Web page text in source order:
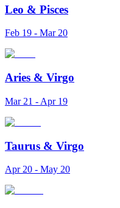
Leo & Pisces
Feb 19 - Mar 20
Aries & Virgo
Mar 21 - Apr 19
Taurus & Virgo
Apr 20 - May 20